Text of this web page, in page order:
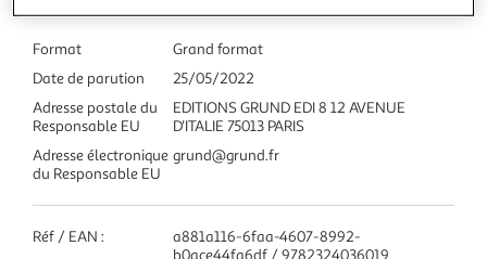
Format
Grand format
Date de parution
25/05/2022
Adresse postale du
Responsable EU
EDITIONS GRUND EDI 8 12 AVENUE
D'ITALIE 75013 PARIS
Adresse électronique
du Responsable EU
grund@grund.fr
Réf / EAN :
a881a116-6faa-4607-8992-
b0ace44fa6df / 9782324036019